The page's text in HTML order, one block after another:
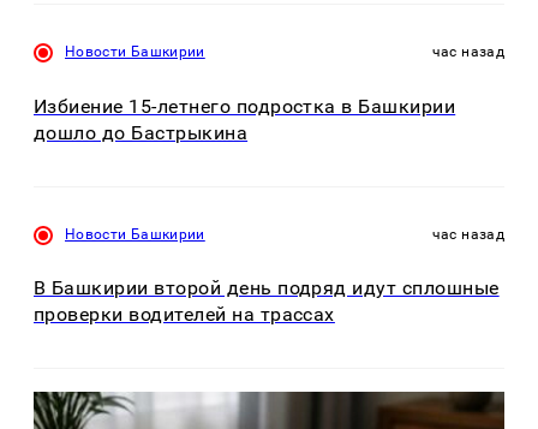
Новости Башкирии час назад
Избиение 15-летнего подростка в Башкирии
дошло до Бастрыкина
Новости Башкирии час назад
В Башкирии второй день подряд идут сплошные
проверки водителей на трассах